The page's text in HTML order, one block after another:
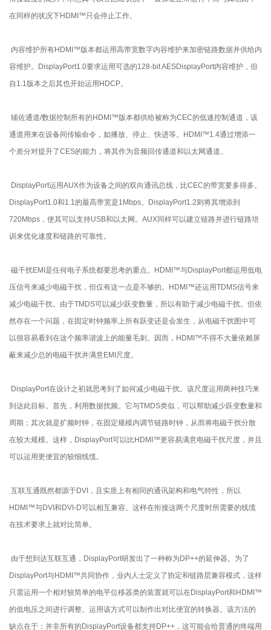
在同样的状况下HDMI™只会停止工作。
内容维护所有HDMI™版本都运用高带宽数字内容维护来加密链路数据并供给内
容维护。DisplayPort1.0要求运用可选的128-bit AESDisplayPort内容维护，但
自1.1版本之后其也开始运用HDCP。
辅佐通道/数据控制所有的HDMI™版本都供给被称为CEC的低速控制通道，该
通道用来在设备间传输命令，如播放、停止、快进等。HDMI™1.4通过增添一
个差分对提升了CES的能力，将其作为音频回传通道和以太网通道。
DisplayPort运用AUX作为设备之间的双向通讯总线，比CEC的带宽要多得多。
DisplayPort1.0和1.1的最高带宽是1Mbps。DisplayPort1.2则将其增添到
720Mbps，使其可以支持USB和以太网。AUX同样可以建立链路并进行链路培
训来优化速度和链路的可靠性。
磁干扰EMI是任何电子系统都要思考的重点。HDMI™与DisplayPort都运用低电
压信号来减少电磁干扰，但仅有这一点是不够的。HDMI™还运用TDMS信号来
减少电磁干扰。由于TMDS可以减少跃变数量，所以有助于减少电磁干扰。但依
然存在一个问题，在固定时钟频率上所有跃变还是会发生，从电磁干扰图中可
以很容易看到在这个频率谐波上的能量毛刺。因而，HDMI™不得不大量依赖屏
蔽来减少总的电磁干扰并满意EMI尺度。
DisplayPort在设计之初就思考到了如何减少电磁干扰。该尺度运用两种技巧来
到达此目标。首先，利用数据扰频。它与TMDS类似，可以帮助减少跃变数量和
周期；其次就是扩频时钟，在固定规模内调节链路时钟，从而将电磁干扰分散
在较大规模。这样，DisplayPort可以比HDMI™更容易满意电磁干扰尺度，并且
可以运用更便宜的较细线缆。
互联互通既然都源于DVI，且实质上有相同的通讯架构和电气特性，所以
HDMI™与DVI和DVI-D可以相互兼容。这样在衔接这两个尺度时所需要的线缆
在技术要求上就对比简单。
由于想到达互联互通，DisplayPort研发出了一种称为DP++的延伸器。为了
DisplayPort与HDMI™共同协作，业内人士定义了协定和链路层兼容模式，这样
只需运用一个相对较简单的电平位移器类的装置就可以在DisplayPort和HDMI™
的低电压之间进行调整。运用该方式可以制作出对比便宜的转换器。该方法的
缺点在于：并非所有的DisplayPort设备都支持DP++，这可能会给普通的终端用